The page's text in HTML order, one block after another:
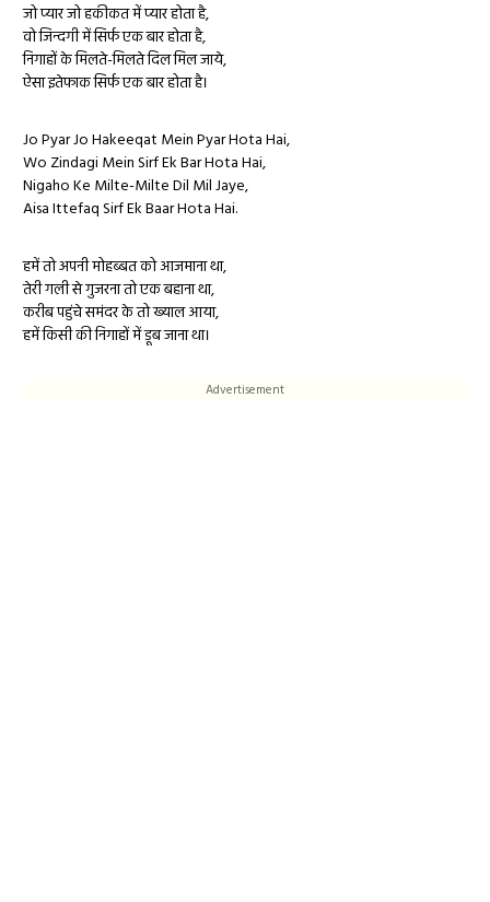
जो प्यार जो हकीकत में प्यार होता है,
वो जिन्दगी में सिर्फ एक बार होता है,
निगाहों के मिलते-मिलते दिल मिल जाये,
ऐसा इतेफाक सिर्फ एक बार होता है।
Jo Pyar Jo Hakeeqat Mein Pyar Hota Hai,
Wo Zindagi Mein Sirf Ek Bar Hota Hai,
Nigaho Ke Milte-Milte Dil Mil Jaye,
Aisa Ittefaq Sirf Ek Baar Hota Hai.
हमें तो अपनी मोहब्बत को आजमाना था,
तेरी गली से गुजरना तो एक बहाना था,
करीब पहुंचे समंदर के तो ख्याल आया,
हमें किसी की निगाहों में डूब जाना था।
Advertisement